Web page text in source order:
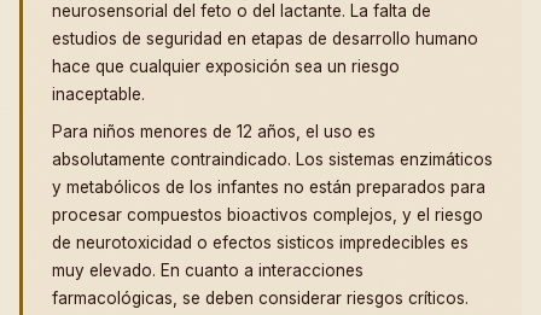
neurosensorial del feto o del lactante. La falta de
estudios de seguridad en etapas de desarrollo humano
hace que cualquier exposición sea un riesgo
inaceptable.
Para niños menores de 12 años, el uso es
absolutamente contraindicado. Los sistemas enzimáticos
y metabólicos de los infantes no están preparados para
procesar compuestos bioactivos complejos, y el riesgo
de neurotoxicidad o efectos sisticos impredecibles es
muy elevado. En cuanto a interacciones
farmacológicas, se deben considerar riesgos críticos.